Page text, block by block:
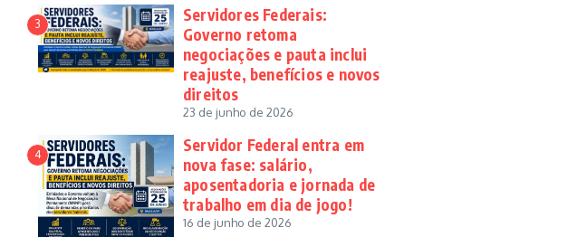
3
Servidores Federais:
Governo retoma
negociações e pauta inclui
reajuste, benefícios e novos
direitos
23 de junho de 2026
4
Servidor Federal entra em
nova fase: salário,
aposentadoria e jornada de
trabalho em dia de jogo!
16 de junho de 2026